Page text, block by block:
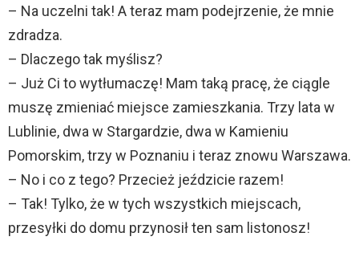
– Na uczelni tak! A teraz mam podejrzenie, że mnie
zdradza.
– Dlaczego tak myślisz?
– Już Ci to wytłumaczę! Mam taką pracę, że ciągle
muszę zmieniać miejsce zamieszkania. Trzy lata w
Lublinie, dwa w Stargardzie, dwa w Kamieniu
Pomorskim, trzy w Poznaniu i teraz znowu Warszawa.
– No i co z tego? Przecież jeździcie razem!
– Tak! Tylko, że w tych wszystkich miejscach,
przesyłki do domu przynosił ten sam listonosz!